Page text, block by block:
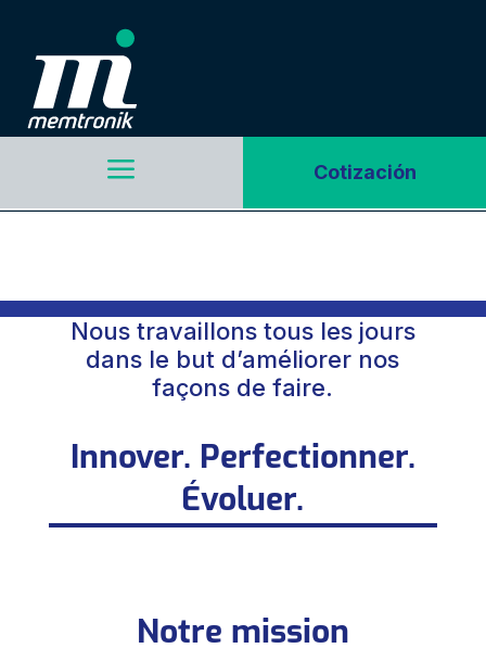
a Cotización
Notre philosophie,
Nous travaillons tous les jours
dans le but d’améliorer nos
façons de faire.
Innover. Perfectionner.
Évoluer.
Notre mission